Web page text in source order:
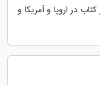
در اروپا و آمریکا و